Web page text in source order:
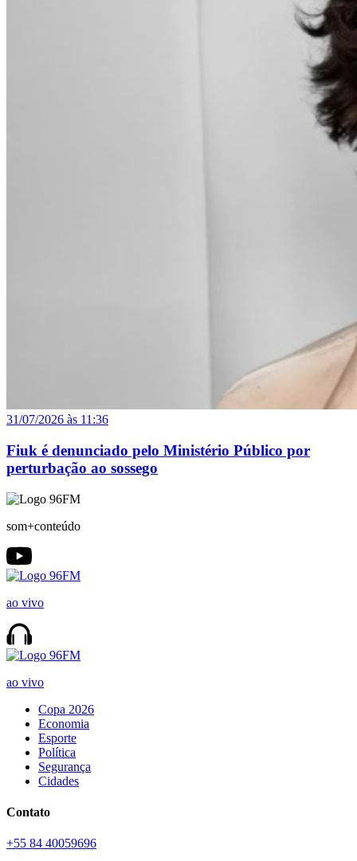
31/07/2026 às 11:36
Fiuk é denunciado pelo Ministério Público por
perturbação ao sossego
som+conteúdo
ao vivo
ao vivo
Copa 2026
Economia
Esporte
Política
Segurança
Cidades
Contato
+55 84 40059696